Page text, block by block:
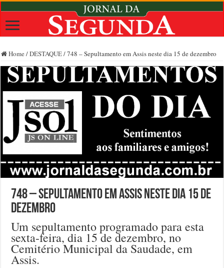
Home /DESTAQUE/748 – Sepultamento em Assis neste dia 15 de dezembro
748 – Sepultamento em Assis neste dia 15 de
dezembro
Um sepultamento programado para esta
sexta-feira, dia 15 de dezembro, no
Cemitério Municipal da Saudade, em
Assis.